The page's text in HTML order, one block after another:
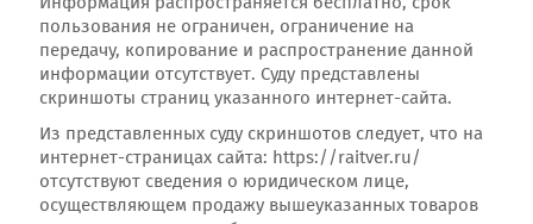
пользования не ограничен, ограничение на
передачу, копирование и распространение данной
информации отсутствует. Суду представлены
скриншоты страниц указанного интернет-сайта.
Из представленных суду скриншотов следует, что на
интернет-страницах сайта: https://raitver.ru/
отсутствуют сведения о юридическом лице,
осуществляющем продажу вышеуказанных товаров